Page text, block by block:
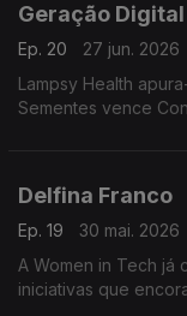
Geração Digital
Ep. 20
27 jun. 2026
Lampsy Health
Sementes vence
Delfina Franco
Ep. 19
30 mai. 2026
A Women in Tech já
iniciativas que